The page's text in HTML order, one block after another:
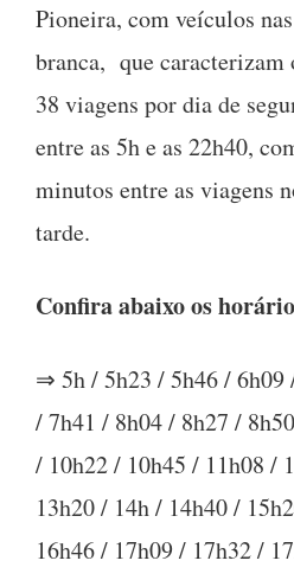
Pioneira, com veículos
branca, que caracterizam
38 viagens por dia de
entre as 5h e as 22h40,
minutos entre as viagens
tarde.
Confira abaixo os
⇒ 5h / 5h23 / 5h46 / 6h09
/ 7h41 / 8h04 / 8h27 /
/ 10h22 / 10h45 / 11h08 /
13h20 / 14h / 14h40 /
16h46 / 17h09 / 17h32 /